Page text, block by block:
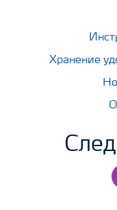
Хранение